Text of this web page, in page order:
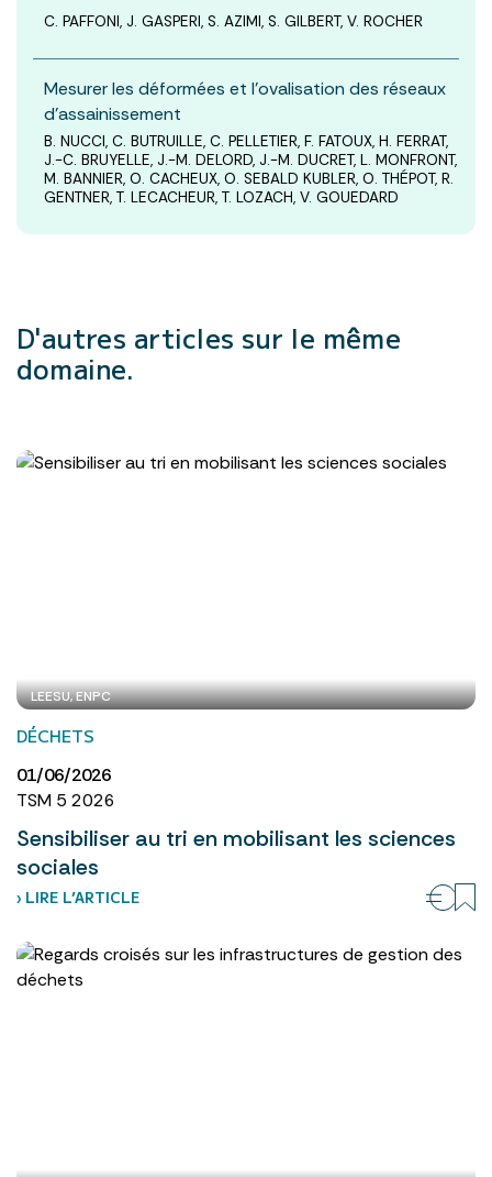
C. PAFFONI, J. GASPERI, S. AZIMI, S. GILBERT, V. ROCHER
Mesurer les déformées et l'ovalisation des réseaux
d'assainissement
B. NUCCI, C. BUTRUILLE, C. PELLETIER, F. FATOUX, H. FERRAT,
J.-C. BRUYELLE, J.-M. DELORD, J.-M. DUCRET, L. MONFRONT,
M. BANNIER, O. CACHEUX, O. SEBALD KUBLER, O. THÉPOT, R.
GENTNER, T. LECACHEUR, T. LOZACH, V. GOUEDARD
D'autres articles sur le même
domaine.
LEESU, ENPC
DÉCHETS
01/06/2026
TSM 5 2026
Sensibiliser au tri en mobilisant les sciences
sociales
› LIRE L’ARTICLE